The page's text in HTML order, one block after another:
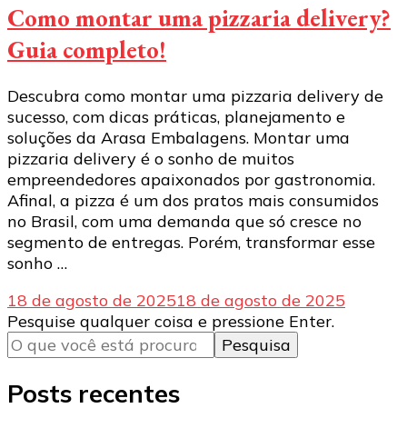
Como montar uma pizzaria delivery?
Guia completo!
Descubra como montar uma pizzaria delivery de
sucesso, com dicas práticas, planejamento e
soluções da Arasa Embalagens. Montar uma
pizzaria delivery é o sonho de muitos
empreendedores apaixonados por gastronomia.
Afinal, a pizza é um dos pratos mais consumidos
no Brasil, com uma demanda que só cresce no
segmento de entregas. Porém, transformar esse
sonho …
18 de agosto de 202518 de agosto de 2025
Procurando
algo?
Pesquise qualquer coisa e pressione Enter.
Posts recentes